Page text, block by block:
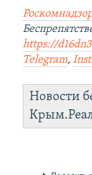
https://
Telegram,
Новости